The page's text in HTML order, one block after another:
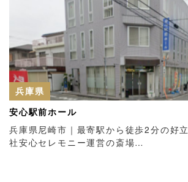
兵庫県
安心駅前ホール
兵庫県尼崎市｜最寄駅から徒歩2分の好
社安心セレモニー運営の斎場…